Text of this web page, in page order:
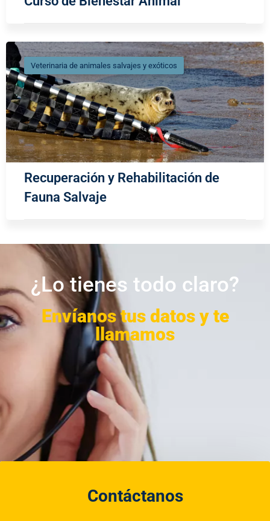
Veterinaria de animales salvajes y exóticos
Recuperación y Rehabilitación de
Fauna Salvaje
¿Lo tienes todo claro?
Envíanos tus datos y te
llamamos
Contáctanos